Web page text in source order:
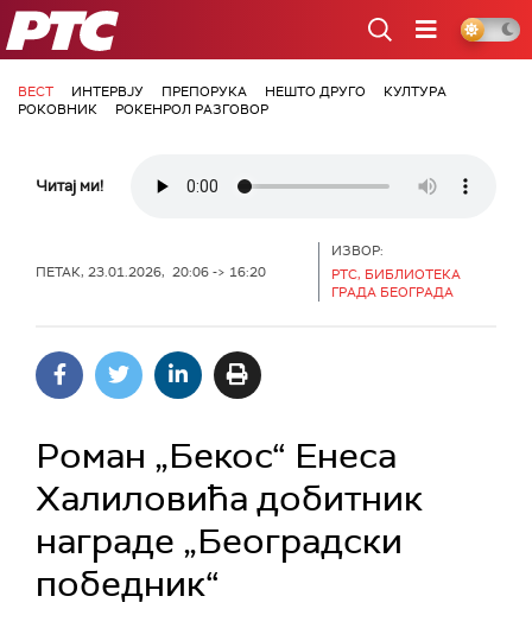
РТС
ВЕСТ ИНТЕРВЈУ ПРЕПОРУКА НЕШТО ДРУГО
КУЛТУРА
РОКОВНИК
РОКЕНРОЛ РАЗГОВОР
Читај ми!
ПЕТАК, 23.01.2026, 20:06 -> 16:20
ИЗВОР:
РТС, БИБЛИОТЕКА
ГРАДА БЕОГРАДА
Роман „Бекос“ Енеса
Халиловића добитник
награде „Београдски
победник“